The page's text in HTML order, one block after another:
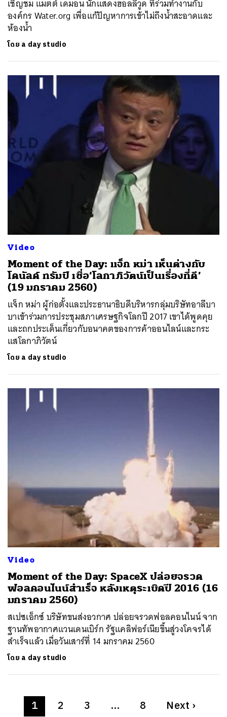
เชิญชม แมตต์ เดมอน นักแสดงฮอลลีวูด ที่ร่วมทำงานกับ
องค์กร Water.org เพื่อแก้ปัญหาการเข้าไม่ถึงน้ำสะอาดและ
ห้องน้ำ
โดย a day studio
Video
Moment of the Day: แจ็ก หม่า เห็นต่างกับ
โดนัลด์ ทรัมป์ เชื่อ‘โลกาภิวัตน์เป็นเรื่องที่ดี’
(19 มกราคม 2560)
แจ็ก หม่า ผู้ก่อตั้งและประธานาธิบดีบริหารกลุ่มบริษัทอาลีบา
บาเข้าร่วมการประชุมสภาเศรษฐกิจโลกปี 2017 เขาได้พูดคุย
และถกประเด็นเกี่ยวกับอนาคตของการค้าออนไลน์และกระ
แสโลกาภิวัตน์
โดย a day studio
Video
Moment of the Day: SpaceX ปล่อยจรวด
ฟอลคอนไนน์สำเร็จ หลังเหตุระเบิดปี 2016 (16
มกราคม 2560)
สเปซเอ็กซ์ บริษัทขนส่งอวกาศ ปล่อยจรวดฟอลคอนไนน์ จาก
ฐานทัพอากาศแวนเดนเบิร์ก รัฐแคลิฟอร์เนียขึ้นสู่วงโคจรได้
สำเร็จแล้ว เมื่อวันเสาร์ที่ 14 มกราคม 2560
โดย a day studio
1 2 3 … 8 Next ›